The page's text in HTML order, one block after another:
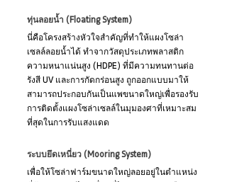
ทุ่นลอยน้ำ (Floating System)
นี่คือโครงสร้างหัวใจสำคัญที่ทำให้แผงโซล่า
เซลล์ลอยน้ำได้ ทำจากวัสดุประเภทพลาสติก
ความหนาแน่นสูง (HDPE) ที่มีความทนทานต่อ
รังสี UV และการกัดกร่อนสูง ถูกออกแบบมาให้
สามารถประกอบกันเป็นแพขนาดใหญ่เพื่อรองรับ
การติดตั้งแผงโซล่าเซลล์ในมุมองศาที่เหมาะสม
ที่สุดในการรับแสงแดด
ระบบยึดเหนี่ยว (Mooring System)
เพื่อให้โซล่าฟาร์มขนาดใหญ่ลอยอยู่ในตำแหน่ง